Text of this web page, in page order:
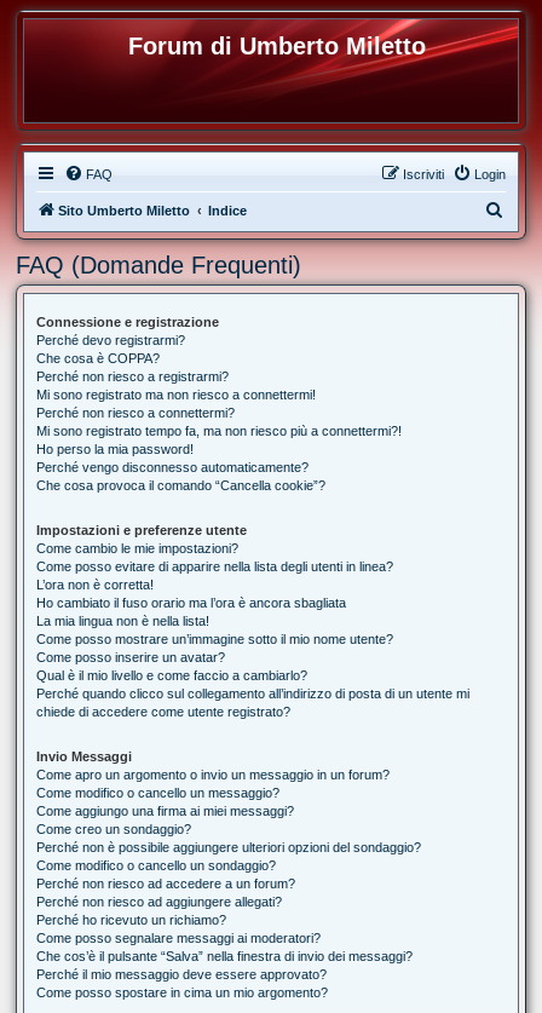
Forum di Umberto Miletto
FAQ Login
Iscriviti
Sito Umberto Miletto Indice
e
c
FAQ (Domande Frequenti)
Connessione e registrazione
Perché devo registrarmi?
Che cosa è COPPA?
Perché non riesco a registrarmi?
Mi sono registrato ma non riesco a connettermi!
Perché non riesco a connettermi?
Mi sono registrato tempo fa, ma non riesco più a connettermi?!
Ho perso la mia password!
Perché vengo disconnesso automaticamente?
Che cosa provoca il comando “Cancella cookie”?
Impostazioni e preferenze utente
Come cambio le mie impostazioni?
Come posso evitare di apparire nella lista degli utenti in linea?
L’ora non è corretta!
Ho cambiato il fuso orario ma l’ora è ancora sbagliata
La mia lingua non è nella lista!
Come posso mostrare un’immagine sotto il mio nome utente?
Come posso inserire un avatar?
Qual è il mio livello e come faccio a cambiarlo?
Perché quando clicco sul collegamento all’indirizzo di posta di un utente mi
chiede di accedere come utente registrato?
Invio Messaggi
Come apro un argomento o invio un messaggio in un forum?
Come modifico o cancello un messaggio?
Come aggiungo una firma ai miei messaggi?
Come creo un sondaggio?
Perché non è possibile aggiungere ulteriori opzioni del sondaggio?
Come modifico o cancello un sondaggio?
Perché non riesco ad accedere a un forum?
Perché non riesco ad aggiungere allegati?
Perché ho ricevuto un richiamo?
Come posso segnalare messaggi ai moderatori?
Che cos’è il pulsante “Salva” nella finestra di invio dei messaggi?
Perché il mio messaggio deve essere approvato?
Come posso spostare in cima un mio argomento?